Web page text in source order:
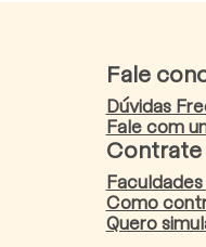
Fale
Dúvidas
Fale com
Contrate
Como
Quero